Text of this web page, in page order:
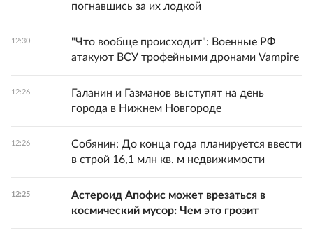
погнавшись за их лодкой
12:30
"Что вообще происходит": Военные РФ
атакуют ВСУ трофейными дронами Vampire
12:26
Галанин и Газманов выступят на день
города в Нижнем Новгороде
12:26
Собянин: До конца года планируется ввести
в строй 16,1 млн кв. м недвижимости
12:25
Астероид Апофис может врезаться в
космический мусор: Чем это грозит